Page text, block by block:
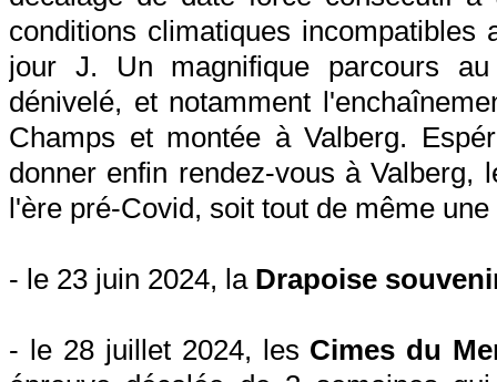
conditions climatiques
jour J. Un magnifique parcours
dénivelé, et notamment
Champs et montée à Valberg.
donner enfin rendez-vous à Valberg,
l'ère pré-Covid, soit tout de même
- le 23 juin 2024, la Drapoise
- le 28 juillet 2024, les Cimes du